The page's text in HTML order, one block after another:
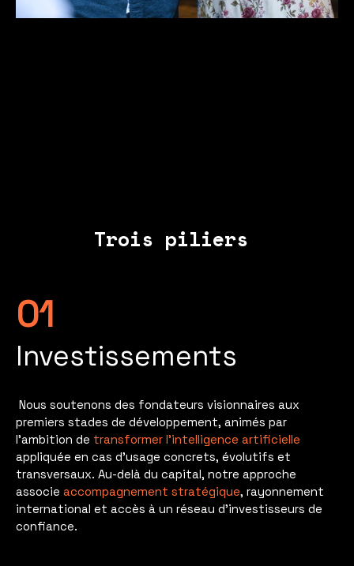
Trois piliers
01
Investissements
Nous soutenons des fondateurs visionnaires aux
premiers stades de développement, animés par
l’ambition de transformer l’intelligence artificielle
appliquée en cas d’usage concrets, évolutifs et
transversaux. Au-delà du capital, notre approche
associe accompagnement stratégique, rayonnement
international et accès à un réseau d’investisseurs de
confiance.